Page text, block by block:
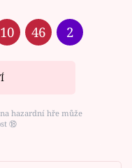
10 46 2
hazardní hře může
⑱